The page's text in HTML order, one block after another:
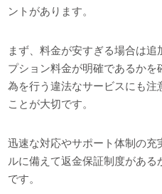
ントがあります。
まず、料金が安すぎる場合は
プション料金が明確であるか
為を行う違法なサービスにも
ことが大切です。
迅速な対応やサポート体制の
ルに備えて返金保証制度があ
です。